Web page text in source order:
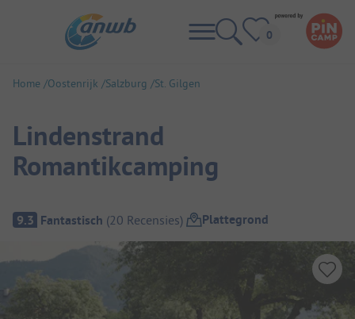
Home Oostenrijk Salzburg St. Gilgen
Lindenstrand
Romantikcamping
Camping overzicht
9.3 Fantastisch (20 Recensies) Plattegrond